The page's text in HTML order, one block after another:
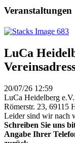
Veranstaltungen
LuCa
20/07/26 12:59
LuCa Heidelberg e.V.
Römerstr. 23, 69115
Leider sind wir nach
Schreiben Sie uns
Angabe Ihrer